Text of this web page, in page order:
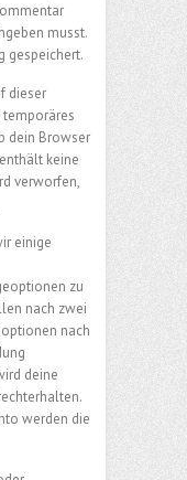
musst.
gespeichert.
dieser
dein Browser
keine
verworfen,
einige
zu
nach zwei
nach
deine
werden die